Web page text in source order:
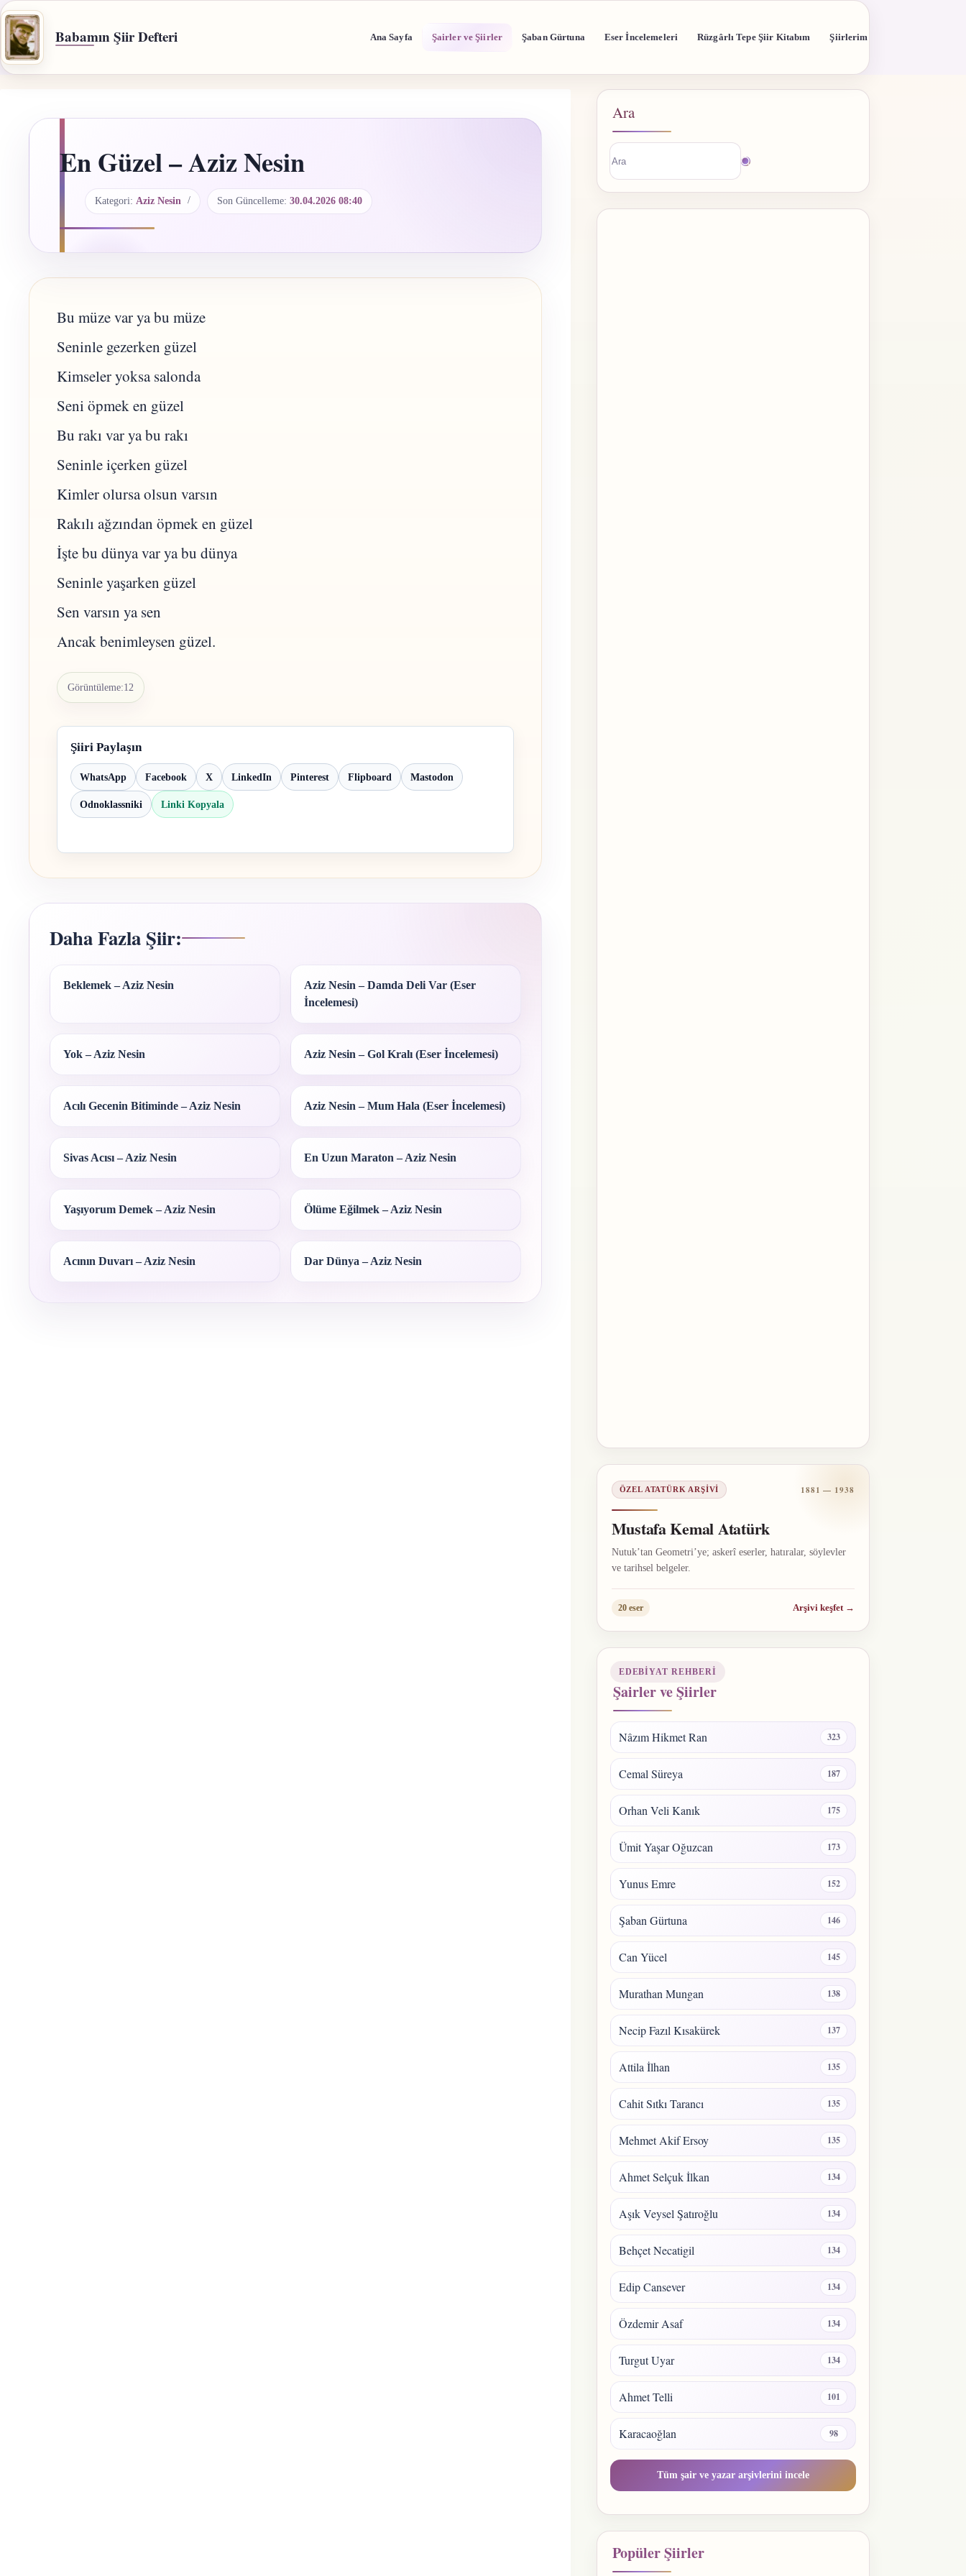
İçeriğe
geç
Babamın Şiir Defteri Ana Sayfa Şairler ve Şiirler Şaban Gürtuna Eser İncelemeleri Rüzgârlı Tepe Şiir Kitabım Şiirlerim
En Güzel – Aziz Nesin
Kategori: Aziz Nesin Son Güncelleme: 30.04.2026 08:40
Bu müze var ya bu müze
Seninle gezerken güzel
Kimseler yoksa salonda
Seni öpmek en güzel
Bu rakı var ya bu rakı
Seninle içerken güzel
Kimler olursa olsun varsın
Rakılı ağzından öpmek en güzel
İşte bu dünya var ya bu dünya
Seninle yaşarken güzel
Sen varsın ya sen
Ancak benimleysen güzel.
Görüntüleme:12
Şiiri Paylaşın
WhatsApp Facebook X LinkedIn Pinterest Flipboard Mastodon
Odnoklassniki Linki Kopyala
Daha Fazla Şiir:
Beklemek – Aziz Nesin
Aziz Nesin – Damda Deli Var (Eser
İncelemesi)
Yok – Aziz Nesin Aziz Nesin – Gol Kralı (Eser İncelemesi)
Acılı Gecenin Bitiminde – Aziz Nesin Aziz Nesin – Mum Hala (Eser İncelemesi)
Sivas Acısı – Aziz Nesin En Uzun Maraton – Aziz Nesin
Yaşıyorum Demek – Aziz Nesin Ölüme Eğilmek – Aziz Nesin
Acının Duvarı – Aziz Nesin Dar Dünya – Aziz Nesin
Ara
ÖZEL ATATÜRK ARŞIVI 1881 — 1938
Mustafa Kemal Atatürk
Nutuk’tan Geometri’ye; askerî eserler, hatıralar, söylevler
ve tarihsel belgeler.
20 eser Arşivi keşfet →
EDEBIYAT REHBERI
Şairler ve Şiirler
Nâzım Hikmet Ran 323
Cemal Süreya 187
Orhan Veli Kanık 175
Ümit Yaşar Oğuzcan 173
Yunus Emre 152
Şaban Gürtuna 146
Can Yücel 145
Murathan Mungan 138
Necip Fazıl Kısakürek 137
Attila İlhan 135
Cahit Sıtkı Tarancı 135
Mehmet Akif Ersoy 135
Ahmet Selçuk İlkan 134
Aşık Veysel Şatıroğlu 134
Behçet Necatigil 134
Edip Cansever 134
Özdemir Asaf 134
Turgut Uyar 134
Ahmet Telli 101
Karacaoğlan 98
Tüm şair ve yazar arşivlerini incele
Popüler Şiirler